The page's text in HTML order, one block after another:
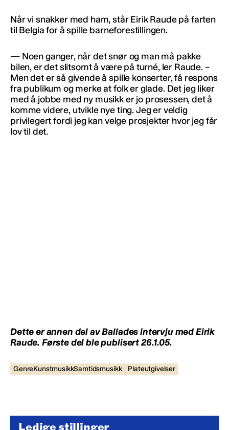
Når vi snakker med ham, står Eirik Raude på farten
til Belgia for å spille barneforestillingen.
— Noen ganger, når det snør og man må pakke
bilen, er det slitsomt å være på turné, ler Raude. –
Men det er så givende å spille konserter, få respons
fra publikum og merke at folk er glade. Det jeg liker
med å jobbe med ny musikk er jo prosessen, det å
komme videre, utvikle nye ting. Jeg er veldig
privilegert fordi jeg kan velge prosjekter hvor jeg får
lov til det.
Dette er annen del av Ballades intervju med Eirik
Raude. Første del ble publisert 26.1.05.
GenreKunstmusikkSamtidsmusikk Plateutgivelser
Ledige stillinger